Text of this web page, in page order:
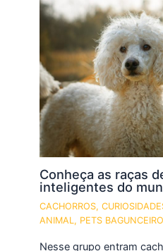
Conheça as raças
inteligentes do
CACHORROS,
ANIMAL, PETS
Nesse grupo entram